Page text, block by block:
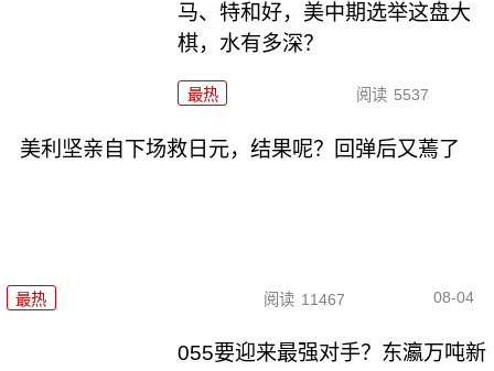
马、特和好，美中期选举这盘大
棋，水有多深？
最热 阅读 5537
美利坚亲自下场救日元，结果呢？回弹后又蔫了
最热 阅读 11467 08-04
055要迎来最强对手？东瀛万吨新